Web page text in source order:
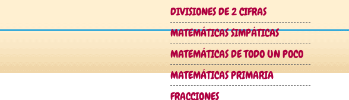
DIVISIONES DE 2 CIFRAS
MATEMÁTICAS SIMPÁTICAS
MATEMÁTICAS DE TODO UN POCO
MATEMÁTICAS PRIMARIA
FRACCIONES